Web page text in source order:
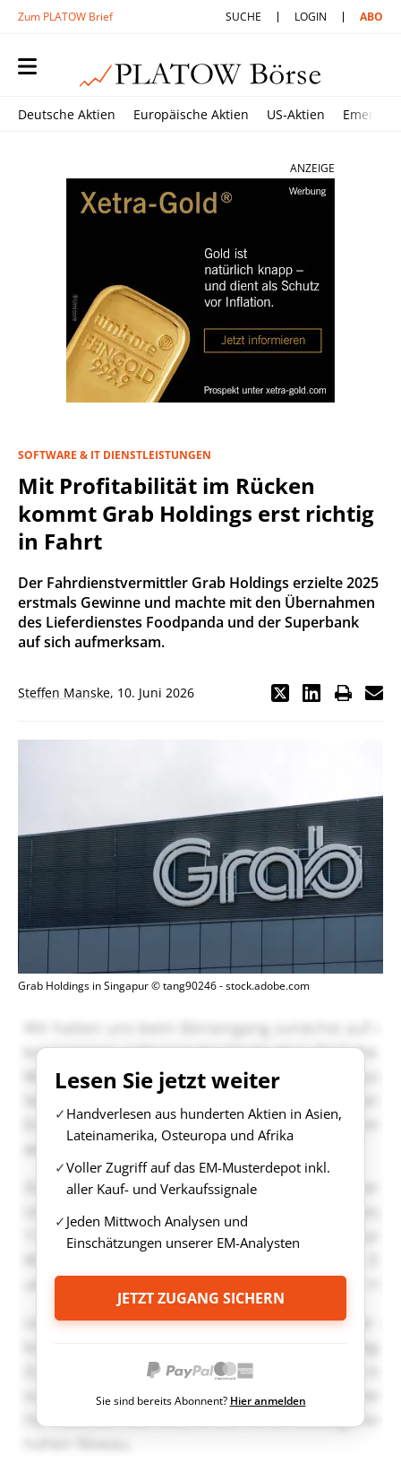
Zum PLATOW Brief SUCHE LOGIN ABO
Deutsche Aktien Europäische Aktien US-Aktien
ANZEIGE
SOFTWARE & IT DIENSTLEISTUNGEN
Mit Profitabilität im Rücken
kommt Grab Holdings erst richtig
in Fahrt
Der Fahrdienstvermittler Grab Holdings erzielte 2025
erstmals Gewinne und machte mit den Übernahmen
des Lieferdienstes Foodpanda und der Superbank
auf sich aufmerksam.
Steffen Manske, 10. Juni 2026
Grab Holdings in Singapur © tang90246 - stock.adobe.com
Lesen Sie jetzt weiter
Handverlesen aus hunderten Aktien in Asien,
Lateinamerika, Osteuropa und Afrika
Voller Zugriff auf das EM-Musterdepot inkl.
aller Kauf- und Verkaufssignale
Jeden Mittwoch Analysen und
Einschätzungen unserer EM-Analysten
JETZT ZUGANG SICHERN
Sie sind bereits Abonnent? Hier anmelden